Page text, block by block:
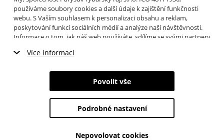
používáme soubory cookies a další údaje k zajištění funkčnosti
webu. S Vaším souhlasem k personalizaci obsahu a reklam,
poskytování funkcí sociálních médií a analýze naší návštěvnosti.
Informace o tom, jak náš web používáte, sdílíme se svými partnery
můžete přečíst, jak tyto informace Google používá. Partneři tyto
poskytli nebo které získali v důsledku toho, že používáte jejich
služby. Tyto údaje zahrnují cookies, data z dalších úložišť, IP
adresu a další informace spojené s prohlížením webu. Svůj souhlas
Více informací
Nezbytné cookies
Marketingové cookies
Analytické cookies
Údaje o uživatelích
Povolit vše
Podrobné nastavení
Nepovolovat cookies